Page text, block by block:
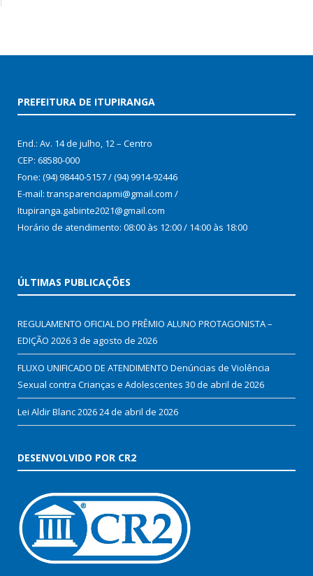
PREFEITURA DE ITUPIRANGA
End.: Av. 14 de julho, 12 – Centro
CEP: 68580-000
Fone: (94) 98440-5157 / (94) 9914-92446
E-mail: transparenciapmi@gmail.com /
Itupiranga.gabinte2021@gmail.com
Horário de atendimento: 08:00 às 12:00 / 14:00 às 18:00
ÚLTIMAS PUBLICAÇÕES
REGULAMENTO OFICIAL DO PRÊMIO ALUNO PROTAGONISTA –
EDIÇÃO 20263 de agosto de 2026
FLUXO UNIFICADO DE ATENDIMENTO Denúncias de Violência
Sexual contra Crianças e Adolescentes 30 de abril de 2026
Lei Aldir Blanc 202624 de abril de 2026
DESENVOLVIDO POR CR2